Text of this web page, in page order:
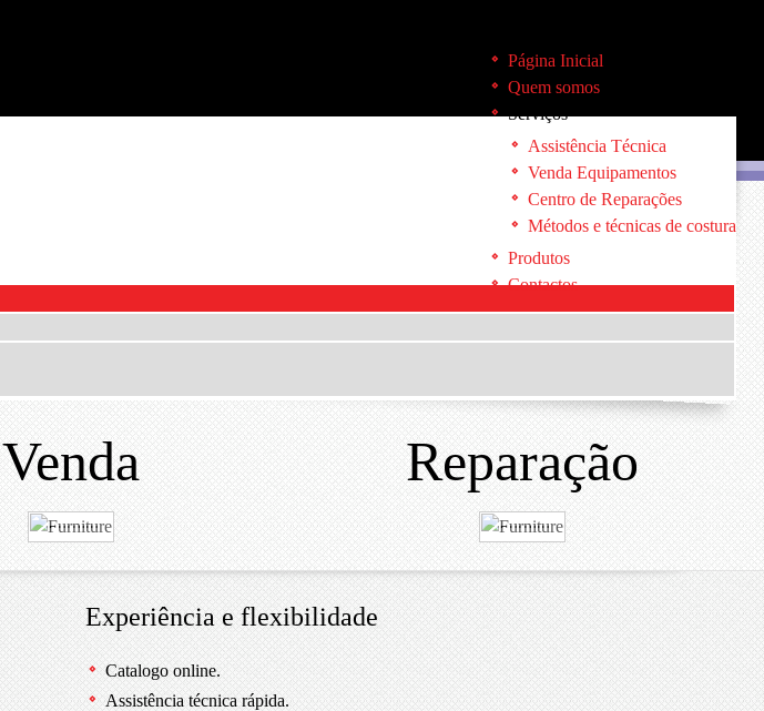
Página Inicial
Quem somos
Serviços
Assistência Técnica
Venda Equipamentos
Centro de Reparações
Métodos e técnicas de costura
Produtos
Contactos
Venda Reparação
Experiência e flexibilidade
Catalogo online.
Assistência técnica rápida.